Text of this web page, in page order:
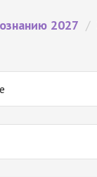
2027 /